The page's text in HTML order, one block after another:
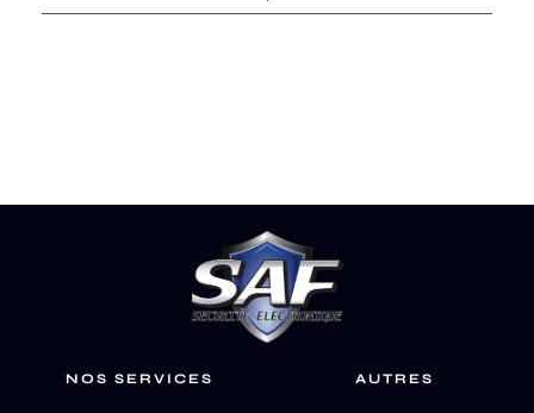
NOS SERVICES AUTRES